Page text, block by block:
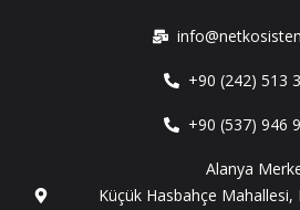
+90 (242) 513
+90 (537) 946
Alanya
Küçük Hasbahçe Mahallesi,